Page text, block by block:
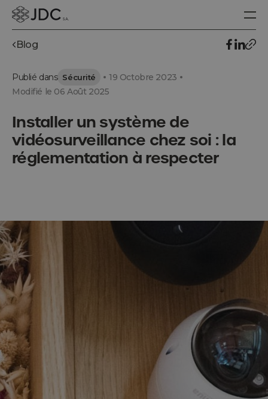
Blog
Publié dans Sécurité
19 Octobre 2023
Modifié le 06 Août 2025
Installer un système de
vidéosurveillance chez soi : la
réglementation à respecter